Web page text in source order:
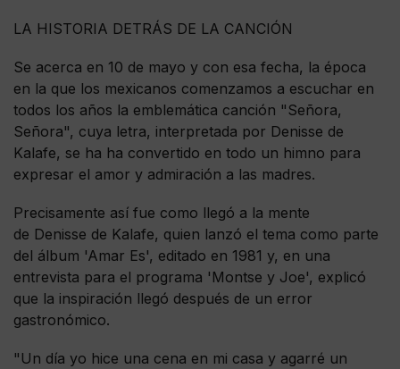
LA HISTORIA DETRÁS DE LA CANCIÓN
Se acerca en 10 de mayo y con esa fecha, la época
en la que los mexicanos comenzamos a escuchar en
todos los años la emblemática canción "Señora,
Señora", cuya letra, interpretada por Denisse de
Kalafe, se ha ha convertido en todo un himno para
expresar el amor y admiración a las madres.
Precisamente así fue como llegó a la mente
de Denisse de Kalafe, quien lanzó el tema como parte
del álbum 'Amar Es', editado en 1981 y, en una
entrevista para el programa 'Montse y Joe', explicó
que la inspiración llegó después de un error
gastronómico.
"Un día yo hice una cena en mi casa y agarré un